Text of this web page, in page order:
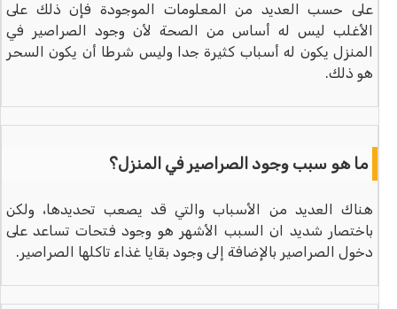
على حسب العديد من المعلومات الموجودة فإن ذلك على
الأغلب ليس له أساس من الصحة لأن وجود الصراصير في
المنزل يكون له أسباب كثيرة جدا وليس شرطا أن يكون السحر
هو ذلك.
ما هو سبب وجود الصراصير في المنزل؟
هناك العديد من الأسباب والتي قد يصعب تحديدها، ولكن
باختصار شديد ان السبب الأشهر هو وجود فتحات تساعد على
دخول الصراصير بالإضافة إلى وجود بقايا غذاء تاكلها الصراصير.